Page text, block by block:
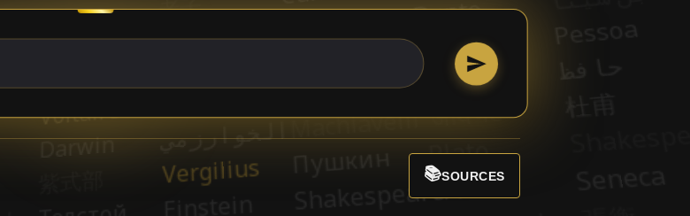
📚SOURCES